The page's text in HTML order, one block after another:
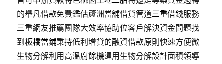
的舉凡借款免費鑑估蘆洲當舖借貸管道三重借錢服務
三重網友推薦團隊大效率協助位客戶解決資金問題找
到板橋當鋪秉持低利增貸的融資借款原則快速方便微
生物分解利用高溫廚餘機運用生物分解設計面積領導